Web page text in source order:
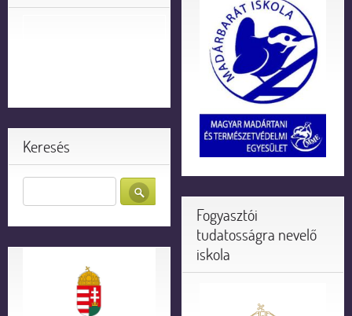
Keresés
Fogyasztói
tudatosságra nevelő
iskola